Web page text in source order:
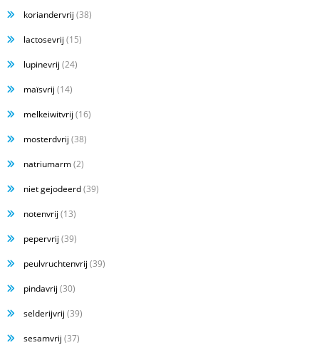
koriandervrij (38)
lactosevrij (15)
lupinevrij (24)
maïsvrij (14)
melkeiwitvrij (16)
mosterdvrij (38)
natriumarm(2)
niet gejodeerd(39)
notenvrij (13)
pepervrij (39)
peulvruchtenvrij (39)
pindavrij (30)
selderijvrij (39)
sesamvrij (37)